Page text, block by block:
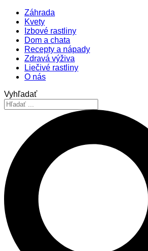
Záhrada
Kvety
Izbové rastliny
Dom a chata
Recepty a nápady
Zdravá výživa
Liečivé rastliny
O nás
Vyhľadať